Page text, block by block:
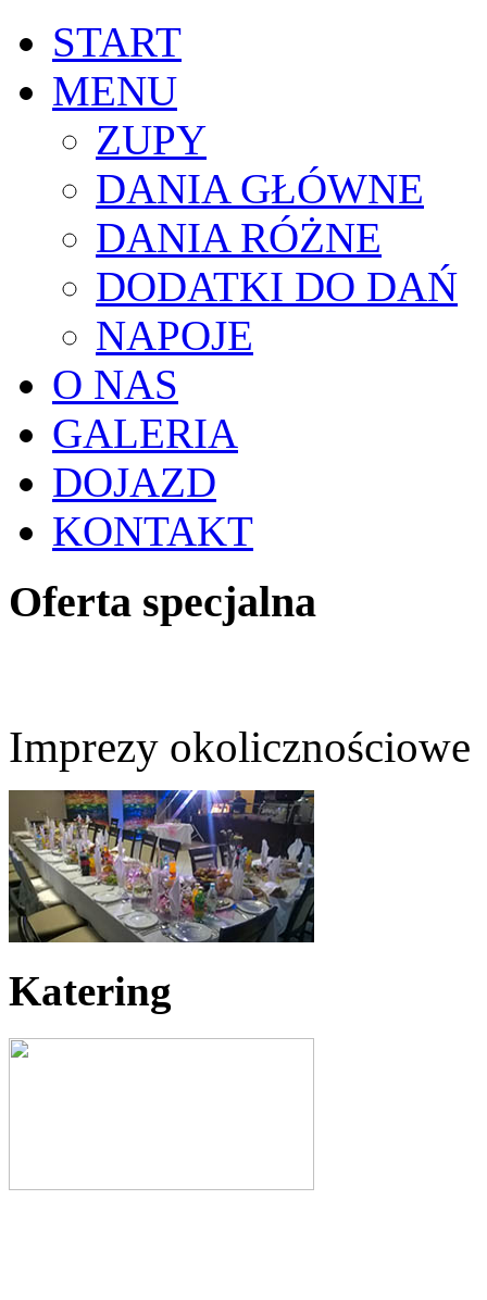
START
MENU
ZUPY
DANIA GŁÓWNE
DANIA RÓŻNE
DODATKI DO DAŃ
NAPOJE
O NAS
GALERIA
DOJAZD
KONTAKT
Oferta specjalna
Imprezy okolicznościowe
Katering